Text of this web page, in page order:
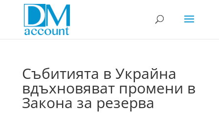
Събитията в Украйна
вдъхновяват промени в
Закона за резерва